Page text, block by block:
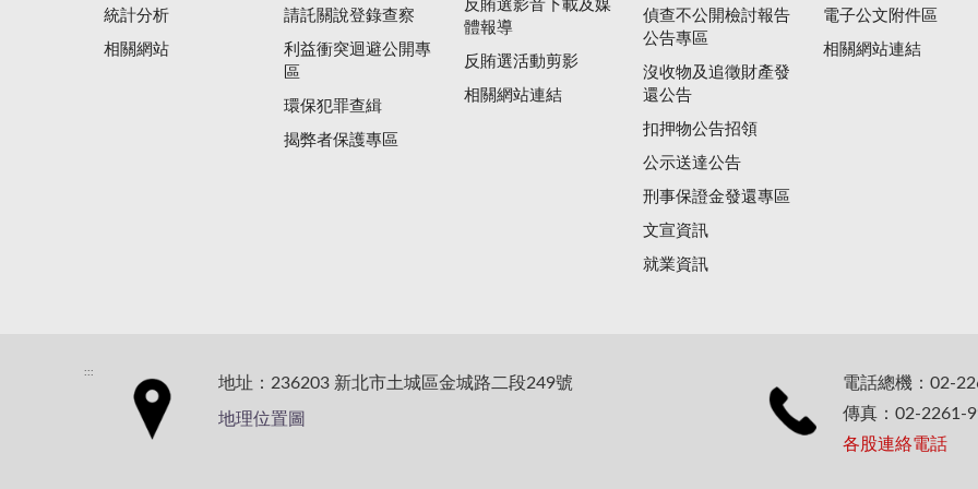
統計分析
相關網站
請託關說登錄查察
利益衝突迴避公開專
區
環保犯罪查緝
揭弊者保護專區
反賄選影音下載及媒
體報導
反賄選活動剪影
相關網站連結
偵查不公開檢討報告
公告專區
沒收物及追徵財產發
還公告
扣押物公告招領
公示送達公告
刑事保證金發還專區
文宣資訊
就業資訊
電子公文附件區
相關網站連結
:::
地址：236203 新北市土城區金城路二段249號
地理位置圖
電話總機：02-
傳真：02-2261-
各股連絡電話